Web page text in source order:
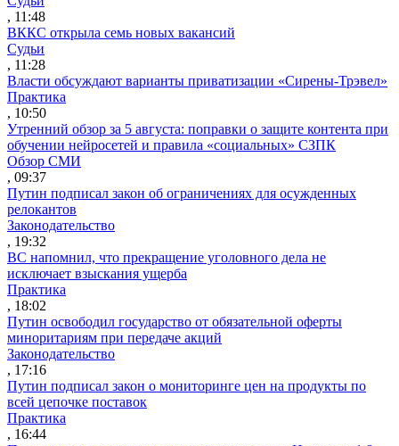
, 11:48
ВККС открыла семь новых вакансий
Судьи
, 11:28
Власти обсуждают варианты приватизации «Сирены-Трэвел»
Практика
, 10:50
Утренний обзор за 5 августа: поправки о защите контента при
обучении нейросетей и правила «социальных» СЗПК
Обзор СМИ
, 09:37
Путин подписал закон об ограничениях для осужденных
релокантов
Законодательство
, 19:32
ВС напомнил, что прекращение уголовного дела не
исключает взыскания ущерба
Практика
, 18:02
Путин освободил государство от обязательной оферты
миноритариям при передаче акций
Законодательство
, 17:16
Путин подписал закон о мониторинге цен на продукты по
всей цепочке поставок
Практика
, 16:44